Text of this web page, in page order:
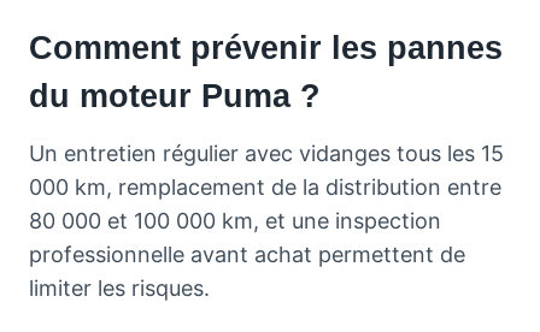
Comment prévenir les pannes
du moteur Puma ?
Un entretien régulier avec vidanges tous les 15
000 km, remplacement de la distribution entre
80 000 et 100 000 km, et une inspection
professionnelle avant achat permettent de
limiter les risques.